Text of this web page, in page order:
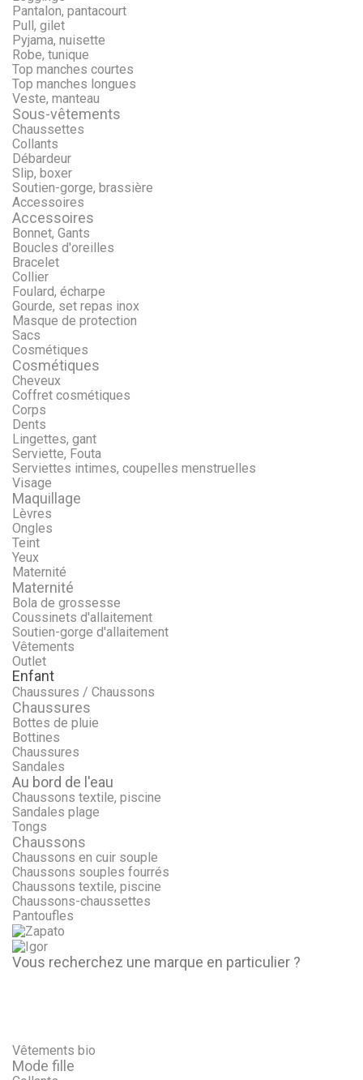
Pantalon, pantacourt
Pull, gilet
Pyjama, nuisette
Robe, tunique
Top manches courtes
Top manches longues
Veste, manteau
Sous-vêtements
Chaussettes
Collants
Débardeur
Slip, boxer
Soutien-gorge, brassière
Accessoires
Accessoires
Bonnet, Gants
Boucles d'oreilles
Bracelet
Collier
Foulard, écharpe
Gourde, set repas inox
Masque de protection
Sacs
Cosmétiques
Cosmétiques
Cheveux
Coffret cosmétiques
Corps
Dents
Lingettes, gant
Serviette, Fouta
Serviettes intimes, coupelles menstruelles
Visage
Maquillage
Lèvres
Ongles
Teint
Yeux
Maternité
Maternité
Bola de grossesse
Coussinets d'allaitement
Soutien-gorge d'allaitement
Vêtements
Outlet
Enfant
Chaussures / Chaussons
Chaussures
Bottes de pluie
Bottines
Chaussures
Sandales
Au bord de l'eau
Chaussons textile, piscine
Sandales plage
Tongs
Chaussons
Chaussons en cuir souple
Chaussons souples fourrés
Chaussons textile, piscine
Chaussons-chaussettes
Pantoufles
Vous recherchez une marque en particulier ?
Vêtements bio
Mode fille